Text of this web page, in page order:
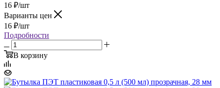
16 ₽/шт
Варианты цен
16 ₽/шт
Подробности
В корзину